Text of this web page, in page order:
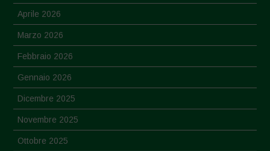
Aprile 2026
Marzo 2026
Febbraio 2026
Gennaio 2026
Dicembre 2025
Novembre 2025
Ottobre 2025